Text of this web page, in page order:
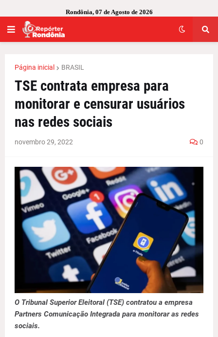
Rondônia, 07 de Agosto de 2026
Página inicial BRASIL
TSE contrata empresa para
monitorar e censurar usuários
nas redes sociais
novembro 29, 2022 0
O Tribunal Superior Eleitoral (TSE) contratou a empresa
Partners Comunicação Integrada para monitorar as redes
sociais.